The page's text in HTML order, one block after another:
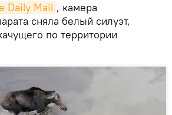
Daily Mail , камера
сняла белый силуэт,
по территории